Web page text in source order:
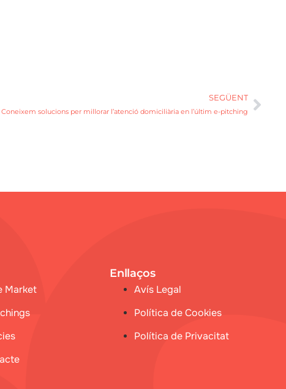
SEGÜENT
Coneixem solucions per millorar l’atenció domiciliària en l’últim e-pitching
Market
Enllaços
Avís Legal
Política de Cookies
Política de Privacitat